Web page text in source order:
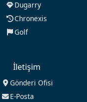
Dugarry
Chronexis
Golf
İletişim
Gönderi Ofisi
E-Posta